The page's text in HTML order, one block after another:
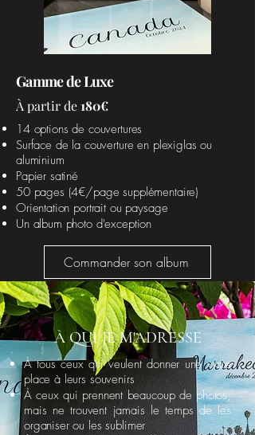
Gamme de Luxe
À partir de180€
14 options de couvertures
Surface de la couverture en plexiglas ou
aluminium
Papier satiné
50 pages (4€/page supplémentaire)
Orientation portrait ou paysage
Un album photo d'exception
Commander son album
À QUI JE M'ADRESSE
À tous ceux qui veulent donner une vraie
place à leurs souvenirs
À ceux qui prennent beaucoup de photos,
mais ne trouvent jamais le temps de les
organiser ou les sublimer